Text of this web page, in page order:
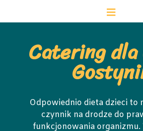
Catering
Odpowiednio dieta dzieci to
czynnik na drodze do
funkcjonowania organizmu.